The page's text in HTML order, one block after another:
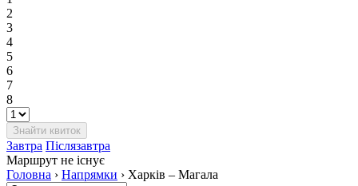
2
3
4
5
6
7
8
Завтра Післязавтра
Маршрут не існує
Головна › Напрямки › Харків – Магала